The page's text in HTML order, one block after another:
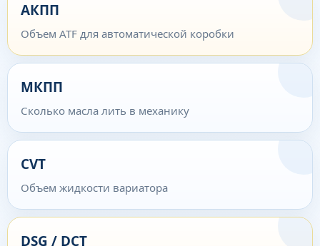
АКПП
Объем ATF для автоматической коробки
МКПП
Сколько масла лить в механику
CVT
Объем жидкости вариатора
DSG / DCT